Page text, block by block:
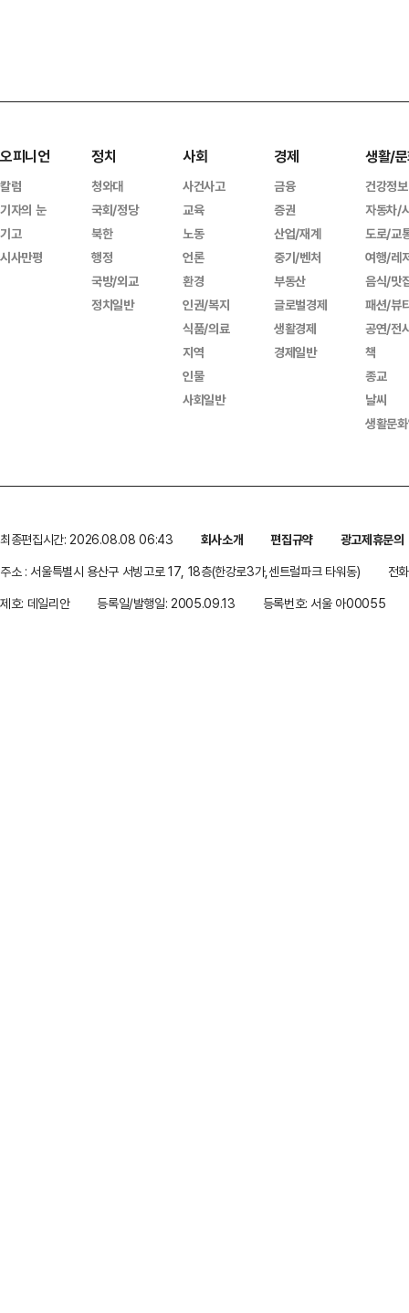
오피니언
칼럼
기자의 눈
기고
시사만평
정치
청와대
국회/정당
북한
행정
국방/외교
정치일반
사회
사건사고
교육
노동
언론
환경
인권/복지
식품/의료
지역
인물
사회일반
경제
금융
증권
산업/재계
중기/벤처
부동산
글로벌경제
생활경제
경제일반
생활/
건강정보
자동차/
도로/교
여행/레
음식/맛
패션/뷰
공연/전
책
종교
날씨
생활문
최종편집시간: 2026.08.08 06:43 회사소개 편집규약
광고제휴문의
주소 : 서울특별시 용산구 서빙고로 17, 18층(한강로3가,센트럴파크 타워동)
전
제호: 데일리안
등록일/발행일: 2005.09.13 등록번호: 서울 아00055